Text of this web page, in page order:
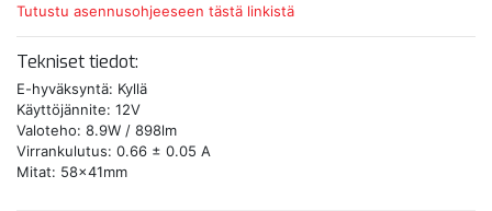
Tutustu asennusohjeeseen tästä linkistä
Tekniset tiedot:
E-hyväksyntä: Kyllä
Käyttöjännite: 12V
Valoteho: 8.9W / 898lm
Virrankulutus: 0.66 ± 0.05 A
Mitat: 58x41mm